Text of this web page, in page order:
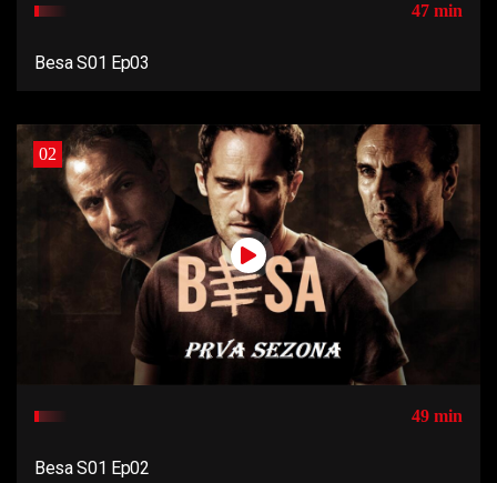
47 min
Besa S01 Ep03
02
49 min
Besa S01 Ep02